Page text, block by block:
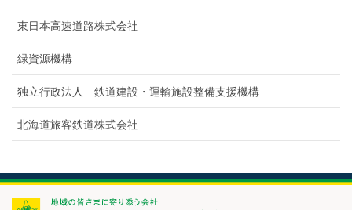
東日本高速道路株式会社
緑資源機構
独立行政法人 鉄道建設・運輸施設整備支援機構
北海道旅客鉄道株式会社